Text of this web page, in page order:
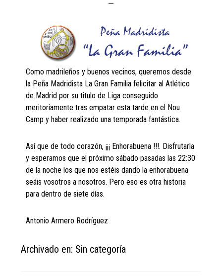
Como madrileños y buenos vecinos, queremos desde
la Peña Madridista La Gran Familia felicitar al Atlético
de Madrid por su titulo de Liga conseguido
meritoriamente tras empatar esta tarde en el Nou
Camp y haber realizado una temporada fantástica.
Así que de todo corazón, ¡¡¡ Enhorabuena !!!. Disfrutarla
y esperamos que el próximo sábado pasadas las 22:30
de la noche los que nos estéis dando la enhorabuena
seáis vosotros a nosotros. Pero eso es otra historia
para dentro de siete días.
Antonio Armero Rodríguez
Archivado en: Sin categoría